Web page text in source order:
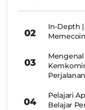
In-Depth |
Pelajari
Belajar